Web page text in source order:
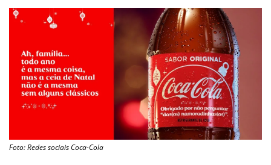
Foto: Redes sociais Coca-Cola